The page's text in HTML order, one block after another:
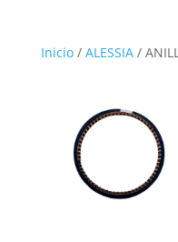
Inicio/ ALESSIA/